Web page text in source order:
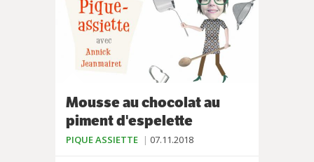
Mousse au chocolat au
piment d'espelette
PIQUE ASSIETTE 07.11.2018